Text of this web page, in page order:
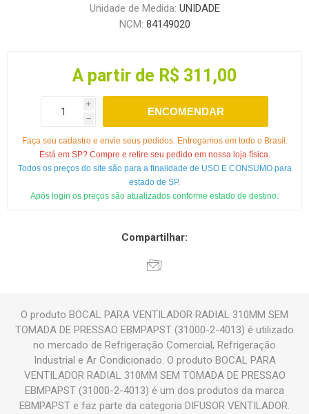
Unidade de Medida: UNIDADE
NCM: 84149020
A partir de R$ 311,00
i
h
ENCOMENDAR
Faça seu cadastro e envie seus pedidos. Entregamos em todo o Brasil.
Está em SP? Compre e retire seu pedido em nossa loja física.
Todos os preços do site são para a finalidade de USO E CONSUMO para
estado de SP.
Após login os preços são atualizados conforme estado de destino.
Compartilhar:
O produto BOCAL PARA VENTILADOR RADIAL 310MM SEM
TOMADA DE PRESSAO EBMPAPST (31000-2-4013) é utilizado
no mercado de Refrigeração Comercial, Refrigeração
Industrial e Ar Condicionado. O produto BOCAL PARA
VENTILADOR RADIAL 310MM SEM TOMADA DE PRESSAO
EBMPAPST (31000-2-4013) é um dos produtos da marca
EBMPAPST e faz parte da categoria DIFUSOR VENTILADOR.